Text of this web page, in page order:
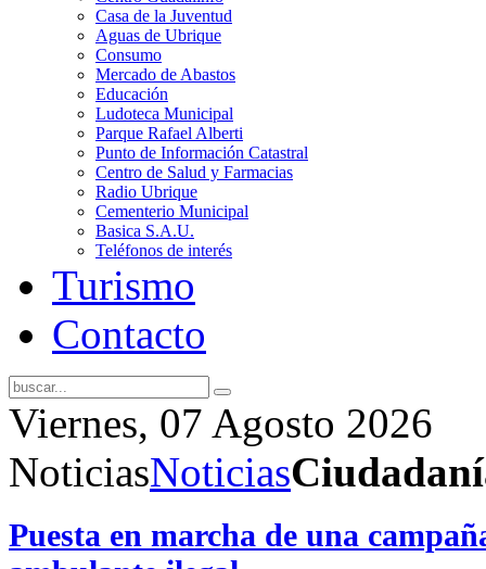
Casa de la Juventud
Aguas de Ubrique
Consumo
Mercado de Abastos
Educación
Ludoteca Municipal
Parque Rafael Alberti
Punto de Información Catastral
Centro de Salud y Farmacias
Radio Ubrique
Cementerio Municipal
Basica S.A.U.
Teléfonos de interés
Turismo
Contacto
Viernes, 07 Agosto 2026
NoticiasNoticias
Puesta en marcha de una